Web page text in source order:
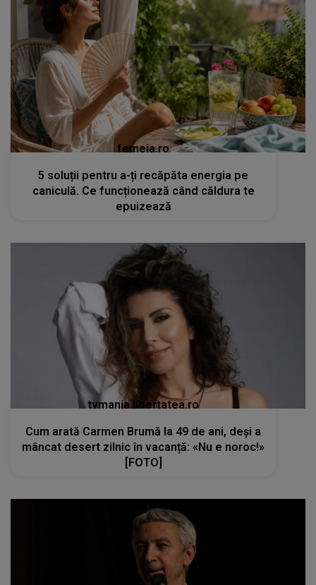
femeia.ro
5 soluții pentru a-ți recăpăta energia pe
caniculă. Ce funcționează când căldura te
epuizează
tvmania.libertatea.ro
Cum arată Carmen Brumă la 49 de ani, deși a
mâncat desert zilnic în vacanță: «Nu e noroc!»
[FOTO]